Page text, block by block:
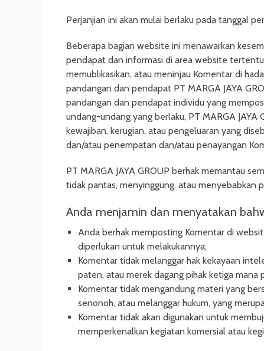
Perjanjian ini akan mulai berlaku pada tanggal
Beberapa bagian website ini menawarkan
pendapat dan informasi di area website
memublikasikan, atau meninjau Komentar di
pandangan dan pendapat PT MARGA JAYA
pandangan dan pendapat individu yang
undang-undang yang berlaku, PT MARGA
kewajiban, kerugian, atau pengeluaran yang
dan/atau penempatan dan/atau penayangan
PT MARGA JAYA GROUP berhak memantau
tidak pantas, menyinggung, atau menyebabkan
Anda menjamin dan menyatakan
Anda berhak memposting Komentar di
diperlukan untuk melakukannya;
Komentar tidak melanggar hak kekayaan
paten, atau merek dagang pihak ketiga mana
Komentar tidak mengandung materi yang
senonoh, atau melanggar hukum, yang
Komentar tidak akan digunakan untuk
memperkenalkan kegiatan komersial atau